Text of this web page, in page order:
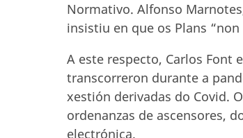
Normativo. Alfonso
insistiu en que os Plans “non
A este respecto, Carlos Font
transcorreron durante a
xestión derivadas do Covid.
ordenanzas de ascensores,
electrónica.